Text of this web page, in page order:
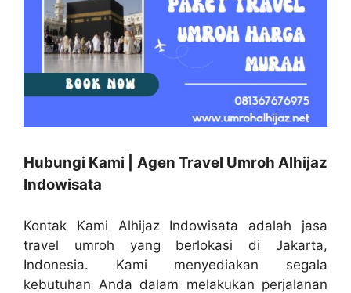
Hubungi Kami | Agen Travel Umroh Alhijaz
Indowisata
Kontak Kami Alhijaz Indowisata adalah jasa
travel umroh yang berlokasi di Jakarta,
Indonesia. Kami menyediakan segala
kebutuhan Anda dalam melakukan perjalanan